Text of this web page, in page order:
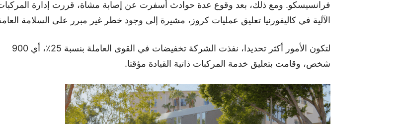
فرانسيسكو. ومع ذلك، بعد وقوع عدة حوادث أسفرت عن إصابة مشاة، قررت إدارة
الآلية في كاليفورنيا تعليق عمليات كروز، مشيرة إلى وجود خطر غير مبرر على السلامة
لتكون الأمور أكثر تحديدا، نفذت الشركة تخفيضات في القوى العاملة بنسبة 25٪، أي 900
شخص، وقامت بتعليق خدمة المركبات ذاتية القيادة مؤقتا.